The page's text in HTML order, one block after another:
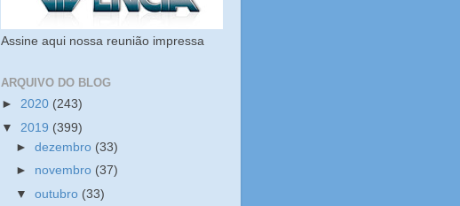
Assine aqui nossa reunião impressa
ARQUIVO DO BLOG
► 2020 (243)
▼ 2019 (399)
►dezembro (33)
► novembro (37)
▼outubro (33)